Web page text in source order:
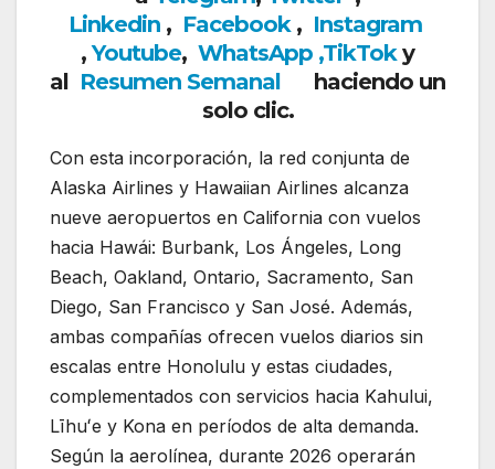
Linkedin, Facebook, Instagram
,Youtube, WhatsApp ,TikToky
al Resumen Semanal haciendo un
solo clic.
Con esta incorporación, la red conjunta de
Alaska Airlines y Hawaiian Airlines alcanza
nueve aeropuertos en California con vuelos
hacia Hawái: Burbank, Los Ángeles, Long
Beach, Oakland, Ontario, Sacramento, San
Diego, San Francisco y San José. Además,
ambas compañías ofrecen vuelos diarios sin
escalas entre Honolulu y estas ciudades,
complementados con servicios hacia Kahului,
Līhuʻe y Kona en períodos de alta demanda.
Según la aerolínea, durante 2026 operarán